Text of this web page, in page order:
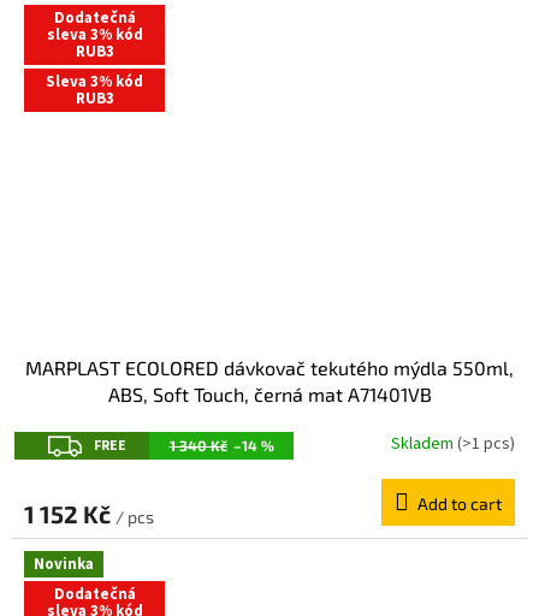
Dodatečná
sleva 3% kód
RUB3
Sleva 3% kód
RUB3
F
E
E
FREE 1 340 Kč –14 %
MARPLAST ECOLORED dávkovač tekutého mýdla 550ml,
ABS, Soft Touch, černá mat A71401VB
Skladem (>1 pcs)
1 152 Kč / pcs
Add to cart
Novinka
Dodatečná
sleva 3% kód